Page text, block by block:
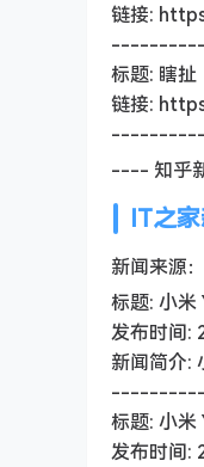
链接:
标题: 瞎扯
链接:
---- 知乎
IT之
新闻来源
标题: 小
发布时间:
新闻简介:
标题: 小米
发布时间: